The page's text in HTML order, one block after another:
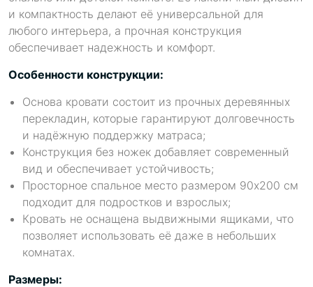
и компактность делают её универсальной для
любого интерьера, а прочная конструкция
обеспечивает надежность и комфорт.
Особенности конструкции:
Основа кровати состоит из прочных деревянных
перекладин, которые гарантируют долговечность
и надёжную поддержку матраса;
Конструкция без ножек добавляет современный
вид и обеспечивает устойчивость;
Просторное спальное место размером 90x200 см
подходит для подростков и взрослых;
Кровать не оснащена выдвижными ящиками, что
позволяет использовать её даже в небольших
комнатах.
Размеры: